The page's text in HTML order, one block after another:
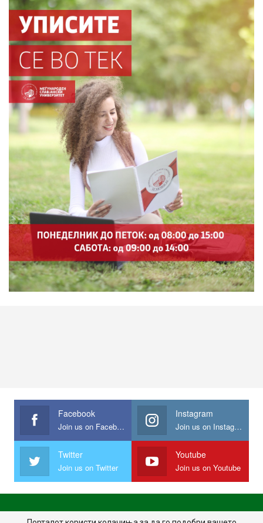
Facebook
Join us on Facebook
Instagram
Join us on Instagram
Twitter
Join us on Twitter
Youtube
Join us on Youtube
ПОЧЕТНА ПОЛИТИКА НА ПРИВАТНОСТ ИМПРЕСУМ